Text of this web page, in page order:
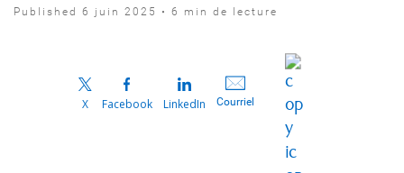
Published 6 juin 2025 • 6 min de lecture
X Facebook LinkedIn Courriel